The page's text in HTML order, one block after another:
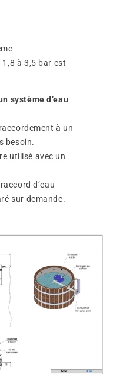
à 3,5 bar est
système d’eau
à un
besoin.
utilisé avec un
d’eau
sur demande.